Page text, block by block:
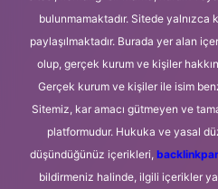
bulunmamaktadır. Sitede yalnızca
paylaşılmaktadır. Burada yer alan
olup, gerçek kurum ve kişiler
Gerçek kurum ve kişiler ile isim
Sitemiz, kar amacı gütmeyen ve
platformudur. Hukuka ve yasal
düşündüğünüz içerikleri,
bildirmeniz halinde, ilgili içerikler